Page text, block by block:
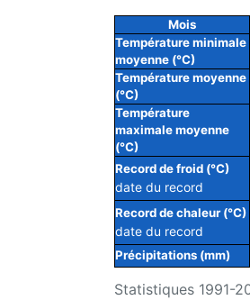
Statistiques 1991-
Mois
Température minimale
moyenne (°C)
Température moyenne
(°C)
Température
maximale moyenne
(°C)
Record de froid (°C)
date du record
Record de chaleur (°C)
date du record
Précipitations (mm)